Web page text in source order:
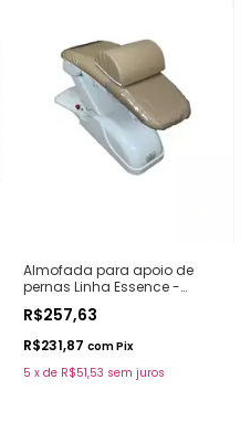
Almofada para apoio de
pernas Linha Essence -
Almond
R$257,63
R$231,87 comPix
5 x de R$51,53 sem juros